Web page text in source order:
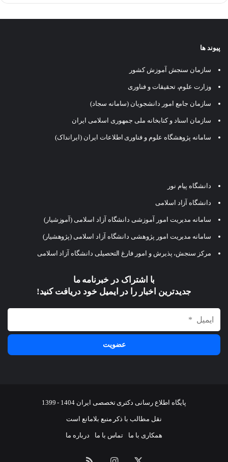
پیوند ها
سازمان سنجش آموزش کشور
وزارت علوم، تحقیقات و فناوری
سازمان جامع امور دانشجویان (سامانه سجاد)
سازمان اسناد و کتابخانه ملی جمهوری اسلامی ایران
سامانه پژوهشگاه علوم و فناوری اطلاعات ایران (ایرانداک)
دانشگاه پیام نور
دانشگاه آزاد اسلامی
سامانه مدیریت امور آموزشی دانشگاه آزاد اسلامی (آموزشیار)
سامانه مدیریت امور پژوهشی دانشگاه آزاد اسلامی (پژوهشیار)
مرکز سنجش، پذیرش و امور فارغ التحصیلی دانشگاه آزاد اسلامی
با اشتراک در خبرنامه ما
جدیدترین اخبار را در ایمیل خود دریافت کنید!
پایگاه اطلاع رسانی دکتری تخصصی ایران 1404 - 1399
نقل مطالب با ذکر منبع بلامانع است
همکاری با ما تماس با ما درباره ما